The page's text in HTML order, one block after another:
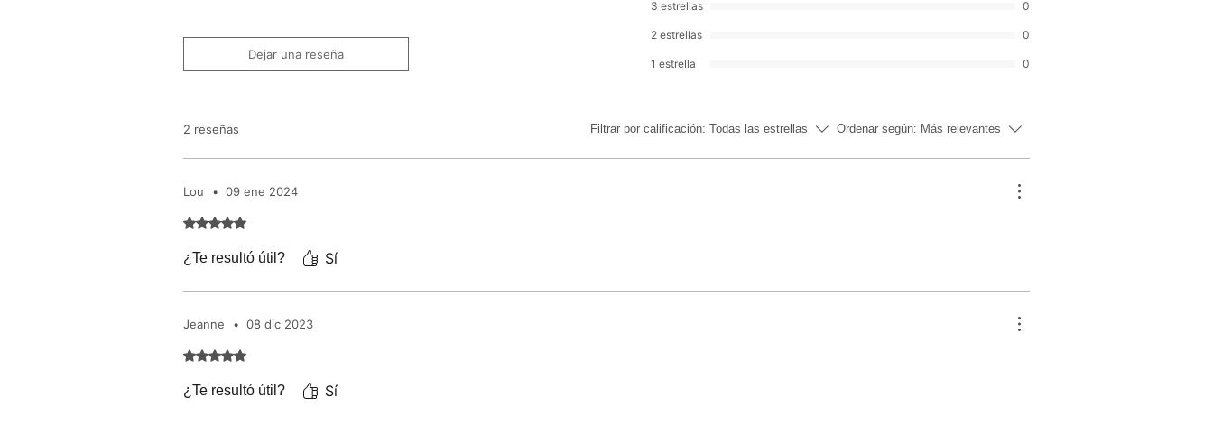
.
un buen efecto facial inmediato y elimina los signos de
fatiga.
técnico.
Dejar una reseña
3 estrellas 0
2 estrellas 0
1 estrella 0
2 reseñas Filtrar por calificación: Todas las estrellas Ordenar según: Más relevantes
Lou • 09 ene 2024
Obtuvo 5 de 5 estrellas.
¿Te resultó útil? Sí
Jeanne • 08 dic 2023
Obtuvo 5 de 5 estrellas.
¿Te resultó útil? Sí